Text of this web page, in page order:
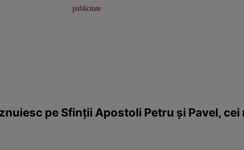
pe Sfinţii Apostoli Petru şi Pavel,